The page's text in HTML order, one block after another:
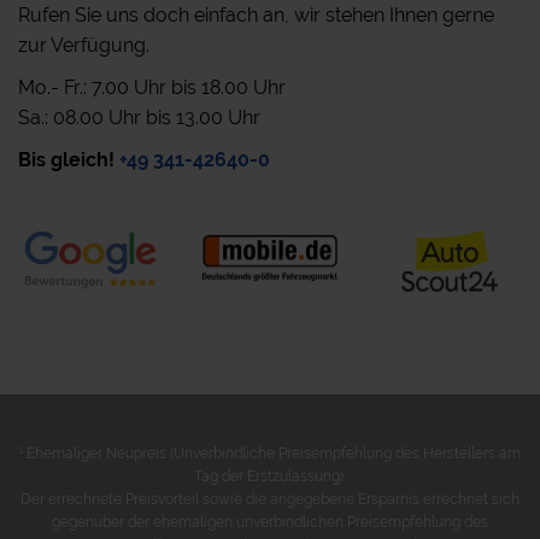
Rufen Sie uns doch einfach an, wir stehen Ihnen gerne
zur Verfügung.
Mo.- Fr.: 7.00 Uhr bis 18.00 Uhr
Sa.: 08.00 Uhr bis 13.00 Uhr
Bis gleich! +49 341-42640-0
Ehemaliger Neupreis (Unverbindliche Preisempfehlung des Herstellers am
Tag der Erstzulassung).
Der errechnete Preisvorteil sowie die angegebene Ersparnis errechnet sich
gegenüber der ehemaligen unverbindlichen Preisempfehlung des